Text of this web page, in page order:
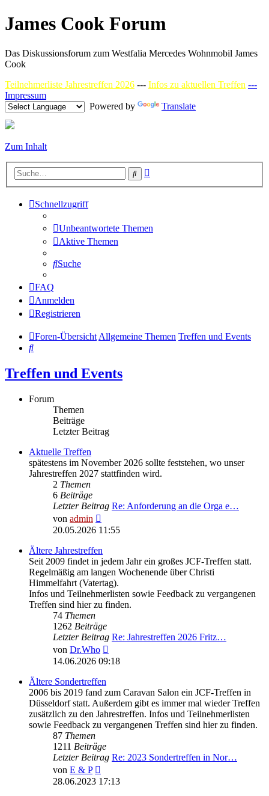
James Cook Forum
Das Diskussionsforum zum Westfalia Mercedes Wohnmobil James
Cook
Teilnehmerliste Jahrestreffen 2026 --- Infos zu aktuellen Treffen ---
Impressum
Powered by
Translate
Zum Inhalt
Suche
Schnellzugriff
Unbeantwortete Themen
Aktive Themen
Suche
FAQ
Anmelden
Registrieren
Foren-ÜbersichtAllgemeine Themen Treffen und Events
Suche
Treffen und Events
Forum
Themen
Beiträge
Letzter Beitrag
Aktuelle Treffen
spätestens im November 2026 sollte feststehen, wo unser
Jahrestreffen 2027 stattfinden wird.
2 Themen
6 Beiträge
Letzter Beitrag Re: Anforderung an die Orga e…
von admin
Beitrag
20.05.2026 11:55
Ältere Jahrestreffen
Seit 2009 findet in jedem Jahr ein großes JCF-Treffen statt.
Regelmäßig am langen Wochenende über Christi
Himmelfahrt (Vatertag).
Infos und Teilnehmerlisten sowie Feedback zu vergangenen
Treffen sind hier zu finden.
74 Themen
1262 Beiträge
Letzter Beitrag Re: Jahrestreffen 2026 Fritz…
von Dr.Who
Beitrag
14.06.2026 09:18
Ältere Sondertreffen
2006 bis 2019 fand zum Caravan Salon ein JCF-Treffen in
Düsseldorf statt. Außerdem gibt es immer mal wieder Treffen
zusätzlich zu den Jahrestreffen. Infos und Teilnehmerlisten
sowie Feedback zu vergangenen Treffen sind hier zu finden.
87 Themen
1211 Beiträge
Letzter Beitrag Re: 2023 Sondertreffen in Nor…
von E & P
Beitrag
28.06.2023 17:13